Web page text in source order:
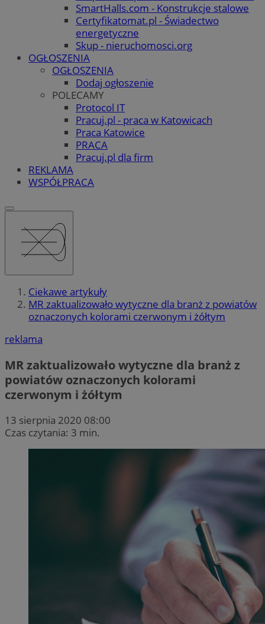
SmartHalls.com - Konstrukcje stalowe
Certyfikatomat.pl - Świadectwo
energetyczne
Skup - nieruchomosci.org
OGŁOSZENIA
OGŁOSZENIA
Dodaj ogłoszenie
POLECAMY
Protocol IT
Pracuj.pl - praca w Katowicach
Praca Katowice
PRACA
Pracuj.pl dla firm
REKLAMA
WSPÓŁPRACA
Ciekawe artykuły
MR zaktualizowało wytyczne dla branż z powiatów
oznaczonych kolorami czerwonym i żółtym
reklama
MR zaktualizowało wytyczne dla branż z
powiatów oznaczonych kolorami
czerwonym i żółtym
13 sierpnia 2020 08:00
Czas czytania: 3 min.